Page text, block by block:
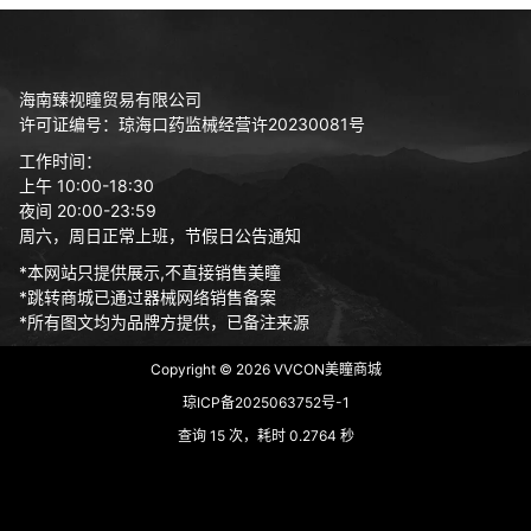
海南臻视瞳贸易有限公司
许可证编号：琼海口药监械经营许20230081号
工作时间：
上午 10:00-18:30
夜间 20:00-23:59
周六，周日正常上班，节假日公告通知
*本网站只提供展示,不直接销售美瞳
*跳转商城已通过器械网络销售备案
*所有图文均为品牌方提供，已备注来源
Copyright © 2026VVCON美瞳商城
琼ICP备2025063752号-1
查询 15 次，耗时 0.2764 秒